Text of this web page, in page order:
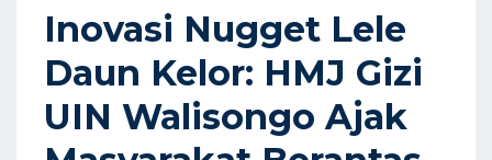
O
N
Inovasi Nugget Lele
Daun Kelor: HMJ Gizi
UIN Walisongo Ajak